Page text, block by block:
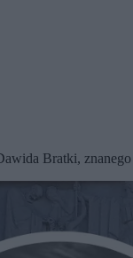
Bratki,